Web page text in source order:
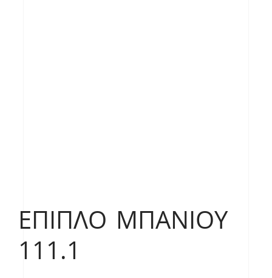
ΈΠΙΠΛΟ ΜΠΆΝΙΟΥ
111.1